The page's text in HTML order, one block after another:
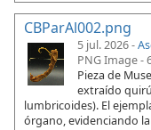
CBParAl002.png
5 jul. 2026 -
PNG Image -
Pieza de
extraído
lumbricoides). El
órgano, evidenciando